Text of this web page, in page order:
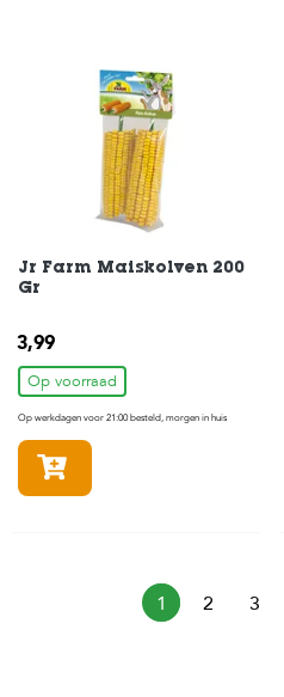
Jr Farm Maiskolven 200
Gr
3,99
Op voorraad
Op werkdagen voor 21:00 besteld, morgen in huis
1 2 3